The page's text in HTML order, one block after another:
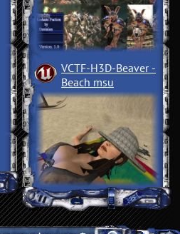
VCTF-H3D-Beaver ­
Beach msu